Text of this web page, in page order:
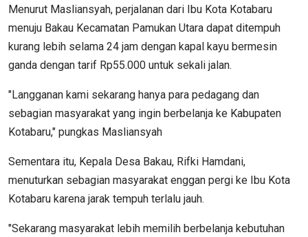
Menurut Masliansyah, perjalanan dari Ibu Kota Kotabaru
menuju Bakau Kecamatan Pamukan Utara dapat ditempuh
kurang lebih selama 24 jam dengan kapal kayu bermesin
ganda dengan tarif Rp55.000 untuk sekali jalan.
"Langganan kami sekarang hanya para pedagang dan
sebagian masyarakat yang ingin berbelanja ke Kabupaten
Kotabaru," pungkas Masliansyah
Sementara itu, Kepala Desa Bakau, Rifki Hamdani,
menuturkan sebagian masyarakat enggan pergi ke Ibu Kota
Kotabaru karena jarak tempuh terlalu jauh.
"Sekarang masyarakat lebih memilih berbelanja kebutuhan